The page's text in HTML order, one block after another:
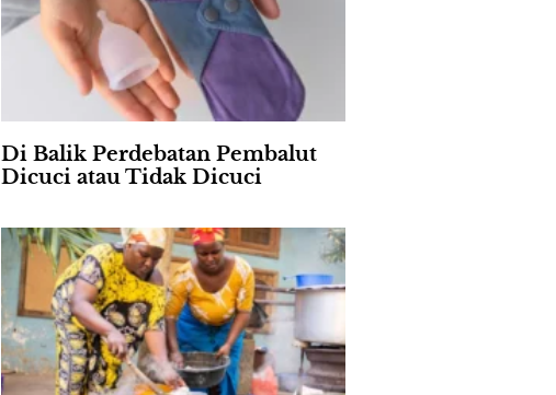
Di Balik Perdebatan Pembalut
Dicuci atau Tidak Dicuci